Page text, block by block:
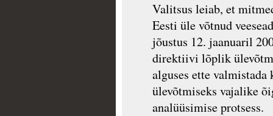
Valitsus leiab, et
Eesti üle võtnud
jõustus 12. jaanuaril
direktiivi lõplik
alguses ette
ülevõtmiseks vajalike
analüüsimise protsess.